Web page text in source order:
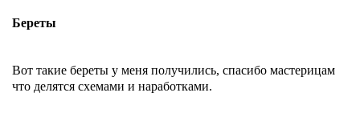
Береты
Вот такие береты у меня получились, спасибо мастерицам
что делятся схемами и наработками.